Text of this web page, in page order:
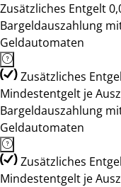
Zusätzliches Entgelt
Bargeldauszahlung
Geldautomaten
Zusätzliches
Mindestentgelt je
Bargeldauszahlung
Geldautomaten
Zusätzliches
Mindestentgelt je